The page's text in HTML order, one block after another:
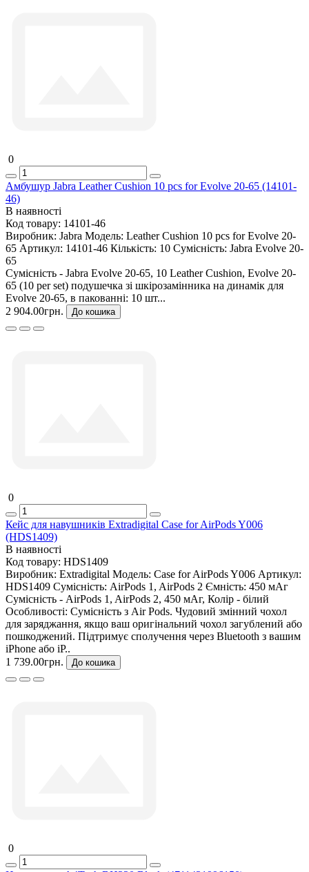
0
Амбушур Jabra Leather Cushion 10 pcs for Evolve 20-65 (14101-
46)
В наявності
Код товару: 14101-46
Виробник: Jabra Модель: Leather Cushion 10 pcs for Evolve 20-
65 Артикул: 14101-46 Кількість: 10 Сумісність: Jabra Evolve 20-
65
Сумісність - Jabra Evolve 20-65, 10 Leather Cushion, Evolve 20-
65 (10 per set) подушечка зі шкірозамінника на динамік для
Evolve 20-65, в пакованні: 10 шт...
2 904.00грн.
До кошика
0
Кейс для навушників Extradigital Case for AirPods Y006
(HDS1409)
В наявності
Код товару: HDS1409
Виробник: Extradigital Модель: Case for AirPods Y006 Артикул:
HDS1409 Сумісність: AirPods 1, AirPods 2 Ємність: 450 мАг
Сумісність - AirPods 1, AirPods 2, 450 мАг, Колір - білий
Особливості: Сумісність з Air Pods. Чудовий змінний чохол
для заряджання, якщо ваш оригінальний чохол загублений або
пошкоджений. Підтримує сполучення через Bluetooth з вашим
iPhone або iP..
1 739.00грн.
До кошика
0